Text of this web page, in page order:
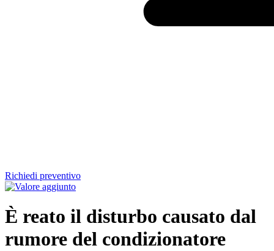
Richiedi preventivo
È reato il disturbo causato dal
rumore del condizionatore